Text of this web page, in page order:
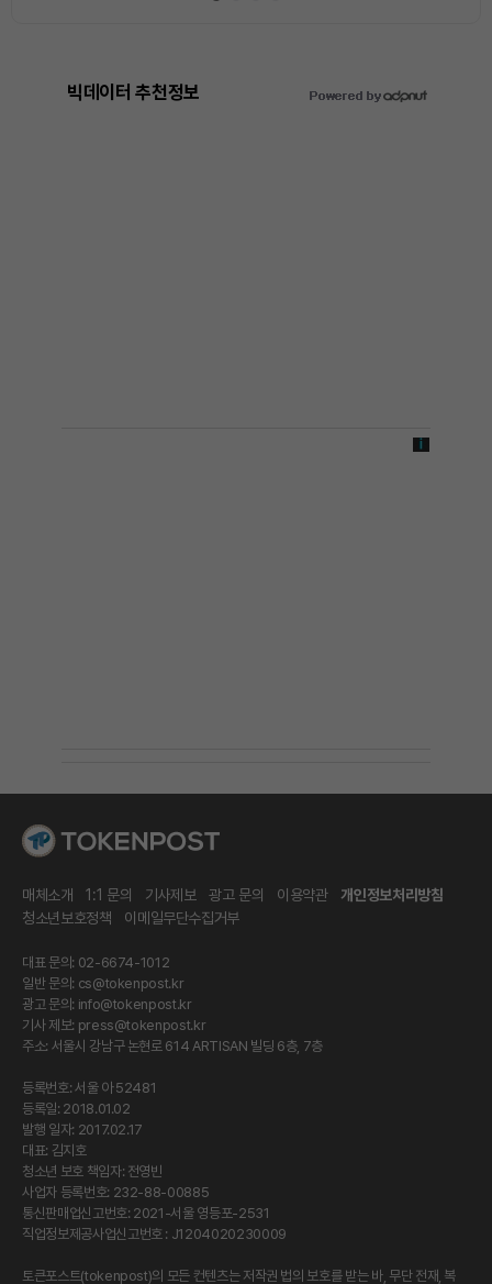
빅데이터 추천정보
매체소개 1:1 문의 기사제보 광고 문의 이용약관
개인정보처리방침
청소년보호정책
이메일무단수집거부
대표 문의: 02-6674-1012
일반 문의: cs@tokenpost.kr
광고 문의: info@tokenpost.kr
기사 제보: press@tokenpost.kr
주소: 서울시 강남구 논현로 614 ARTISAN 빌딩 6층, 7층
등록번호: 서울 아 52481
등록일: 2018.01.02
발행 일자: 2017.02.17
대표: 김지호
청소년 보호 책임자: 전영빈
사업자 등록번호: 232-88-00885
통신판매업신고번호: 2021-서울 영등포-2531
직업정보제공사업신고번호 : J1204020230009
토큰포스트(tokenpost)의 모든 컨텐츠는 저작권 법의 보호를 받는 바, 무단 전재, 복